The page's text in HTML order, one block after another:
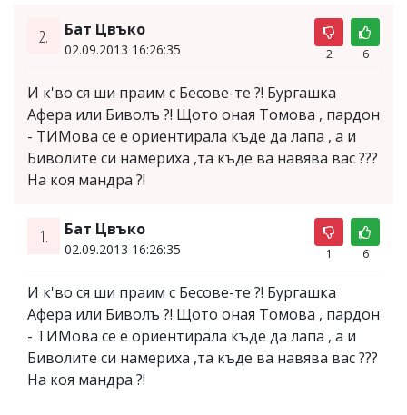
2. Бат Цвъко
02.09.2013 16:26:35 2 6
И к'во ся ши праим с Бесове-те ?! Бургашка
Афера или Биволъ ?! Щото оная Томова , пардон
- ТИМова се е ориентирала къде да лапа , а и
Биволите си намериха ,та къде ва навява вас ???
На коя мандра ?!
1. Бат Цвъко
02.09.2013 16:26:35 1 6
И к'во ся ши праим с Бесове-те ?! Бургашка
Афера или Биволъ ?! Щото оная Томова , пардон
- ТИМова се е ориентирала къде да лапа , а и
Биволите си намериха ,та къде ва навява вас ???
На коя мандра ?!